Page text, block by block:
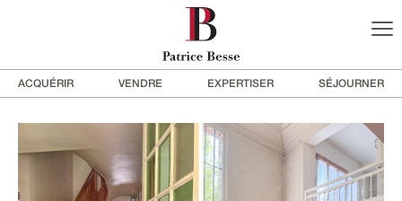
ACQUÉRIR VENDRE EXPERTISER SÉJOURNER